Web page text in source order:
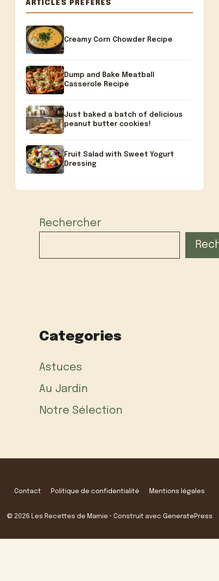
ARTICLES PRÉFÉRÉS
Creamy Corn Chowder Recipe
Dump and Bake Meatball
Casserole Recipe
Just baked a batch of delicious
peanut butter cookies!
Fruit Salad with Sweet Yogurt
Dressing
Rechercher
Categories
Astuces
Au Jardin
Notre Sélection
Contact Politique de confidentialité Mentions légales
© 2026 Les Recettes de Mamie • Construit avec GeneratePress